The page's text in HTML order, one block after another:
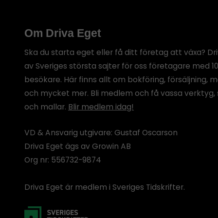
Om Driva Eget
Ska du starta eget eller få ditt företag att växa?
av Sveriges största sajter för oss företagare med
besökare. Här finns allt om bokföring, försäljning,
och mycket mer. Bli medlem och få vassa
och mallar. Blir medlem idag!
VD & Ansvarig utgivare: Gustaf Oscarson
Driva Eget ägs av Growin AB
Org nr: 556732-9874
Driva Eget är medlem i Sveriges Tidskrifter.